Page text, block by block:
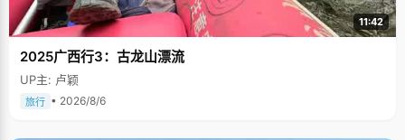
11:42
2025广西行3：古龙山漂流
UP主: 卢颖
旅行 • 2026/8/6